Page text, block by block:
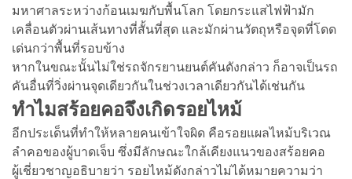
มหาศาลระหว่างก้อนเมฆกับพื้นโลก โดยกระแสไฟฟ้ามัก
เคลื่อนตัวผ่านเส้นทางที่สั้นที่สุด และมักผ่านวัตถุหรือจุดที่โดด
เด่นกว่าพื้นที่รอบข้าง
หากในขณะนั้นไม่ใช่รถจักรยานยนต์คันดังกล่าว ก็อาจเป็นรถ
คันอื่นที่วิ่งผ่านจุดเดียวกันในช่วงเวลาเดียวกันได้เช่นกัน
ทำไมสร้อยคอจึงเกิดรอยไหม้
อีกประเด็นที่ทำให้หลายคนเข้าใจผิด คือรอยแผลไหม้บริเวณ
ลำคอของผู้บาดเจ็บ ซึ่งมีลักษณะใกล้เคียงแนวของสร้อยคอ
ผู้เชี่ยวชาญอธิบายว่า รอยไหม้ดังกล่าวไม่ได้หมายความว่า